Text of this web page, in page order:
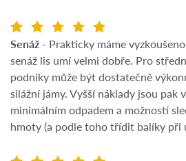
Senáž - Prakticky máme
senáž lis umí velmi dobře. Pro
podniky může být dostatečně
silážní jámy. Vyšší náklady jsou pak
minimálním odpadem a možností
hmoty (a podle toho třídit balíky při